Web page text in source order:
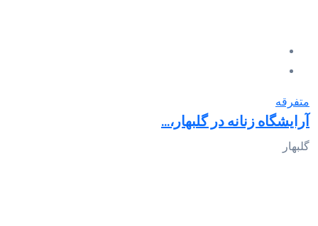
متفرقه
آرایشگاه زنانه در گلبهار،...
گلبهار